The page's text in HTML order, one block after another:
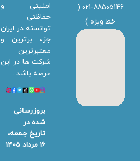
021-88505146 (
خط ویژه )
امنیتی و
حفاظتی
توانسته در ایران
جزء برترین و
معتبرترین
شرکت ها در این
عرصه باشد .
بروزرسانی
شده در
تاریخ جمعه،
۱۶ مرداد ۱۴۰۵